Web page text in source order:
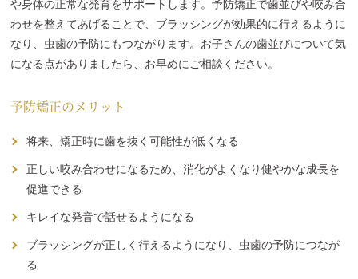
や身体の正常な発育をサポートします。予防矯正で歯並びや咬み合
わせを整えてあげることで、ブラッシングが効果的に行えるように
なり、虫歯の予防にもつながります。お子さんの歯並びについて気
になる点がありましたら、お早めにご相談ください。
予防矯正のメリット
将来、矯正時に歯を抜く可能性が低くなる
正しい咬み合わせになるため、消化がよくなり健やかな成長を
促進できる
キレイな発音で話せるようになる
ブラッシングが正しく行えるようになり、虫歯の予防につなが
る